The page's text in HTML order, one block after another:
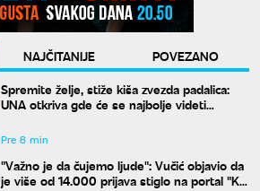
NAJČITANIJE
POVEZANO
Spremite želje, stiže kiša zvezda padalica:
UNA otkriva gde će se najbolje videti
Pre 8 min
"Važno je da čujemo ljude": Vučić objavio da
je više od 14.000 prijava stiglo na portal "Ko